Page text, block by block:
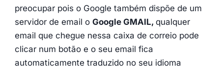
preocupar pois o Google também dispõe de um
servidor de email o Google GMAIL, qualquer
email que chegue nessa caixa de correio pode
clicar num botão e o seu email fica
automaticamente traduzido no seu idioma